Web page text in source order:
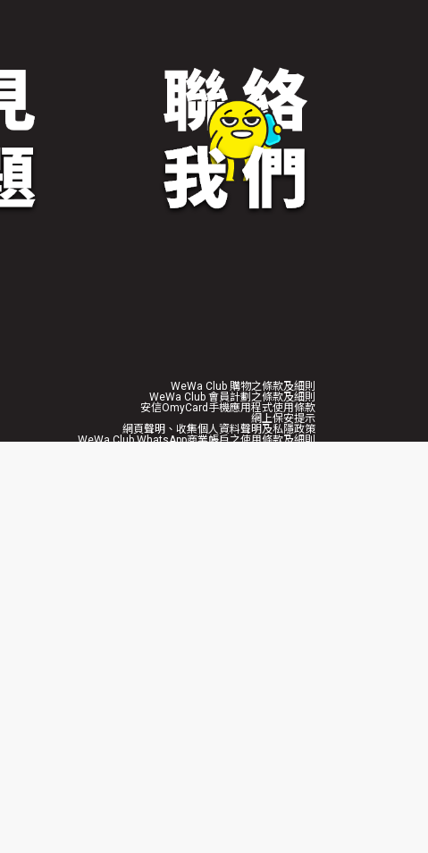
WeWa Club 購物之條款及細則
WeWa Club 會員計劃之條款及細則
安信OmyCard手機應用程式使用條款
網上保安提示
網頁聲明、收集個人資料聲明及私隱政策
WeWa Club WhatsApp商業帳戶之使用條款及細則